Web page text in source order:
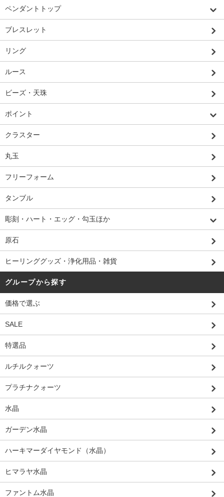
ペンダントトップ
ブレスレット
リング
ルース
ビーズ・天珠
ポイント
クラスター
丸玉
フリーフォーム
タンブル
彫刻・ハート・エッグ・勾玉ほか
原石
ヒーリンググッズ・浄化用品・雑貨
グループから探す
価格で選ぶ
SALE
特選品
ルチルクォーツ
プラチナクォーツ
水晶
ガーデン水晶
ハーキマーダイヤモンド（水晶）
ヒマラヤ水晶
ファントム水晶